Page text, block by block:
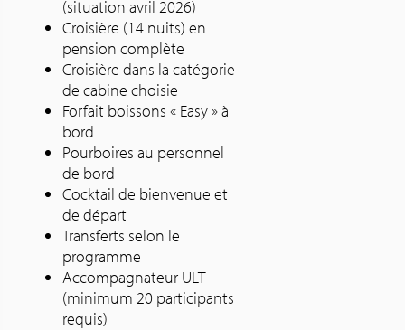
(situation avril 2026)
Croisière (14 nuits) en
pension complète
Croisière dans la catégorie
de cabine choisie
Forfait boissons « Easy » à
bord
Pourboires au personnel
de bord
Cocktail de bienvenue et
de départ
Transferts selon le
programme
Accompagnateur ULT
(minimum 20 participants
requis)